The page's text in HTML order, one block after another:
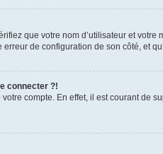
que votre nom d’utilisateur et
de configuration de son côté, et
connecter ?!
votre compte. En effet, il est courant